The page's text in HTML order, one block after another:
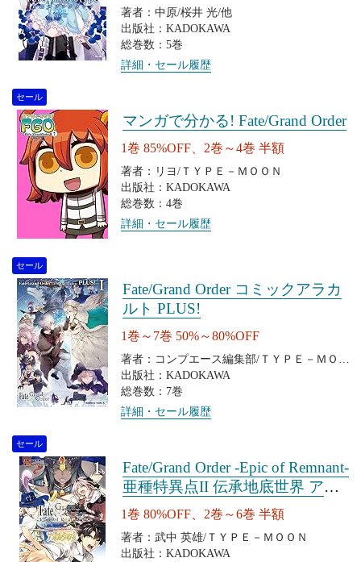
著者：中原/桜井 光/他
出版社：KADOKAWA
総巻数：5巻
詳細・セール履歴
セール
マンガで分かる! Fate/Grand Order
1巻 85%OFF、2巻～4巻 半額
著者：リヨ/ＴＹＰＥ－ＭＯＯＮ
出版社：KADOKAWA
総巻数：4巻
詳細・セール履歴
セール
Fate/Grand Order コミックアラカ
ルト PLUS!
1巻～7巻 50%～80%OFF
著者：コンプエース編集部/ＴＹＰＥ－ＭＯＯ
Ｎ
出版社：KADOKAWA
総巻数：7巻
詳細・セール履歴
セール
Fate/Grand Order ‐Epic of Remnant‐
亜種特異点II 伝承地底世界 アガ
ルタ アガルタの女
1巻 80%OFF、2巻～6巻 半額
著者：武中 英雄/ＴＹＰＥ－ＭＯＯＮ
出版社：KADOKAWA